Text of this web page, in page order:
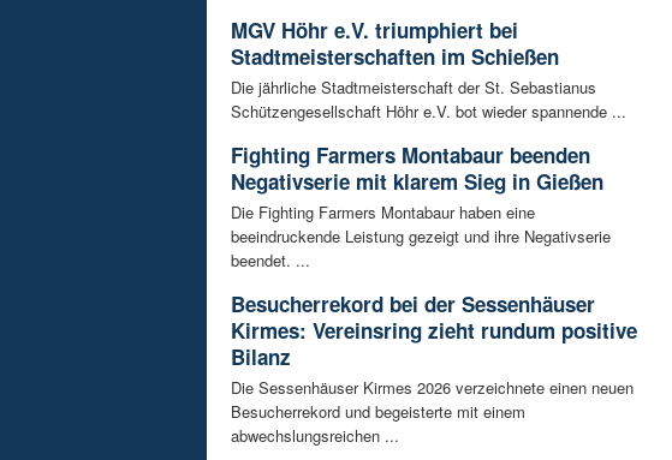
MGV Höhr e.V. triumphiert bei
Stadtmeisterschaften im Schießen
Die jährliche Stadtmeisterschaft der St. Sebastianus
Schützengesellschaft Höhr e.V. bot wieder spannende ...
Fighting Farmers Montabaur beenden
Negativserie mit klarem Sieg in Gießen
Die Fighting Farmers Montabaur haben eine
beeindruckende Leistung gezeigt und ihre Negativserie
beendet. ...
Besucherrekord bei der Sessenhäuser
Kirmes: Vereinsring zieht rundum positive
Bilanz
Die Sessenhäuser Kirmes 2026 verzeichnete einen neuen
Besucherrekord und begeisterte mit einem
abwechslungsreichen ...